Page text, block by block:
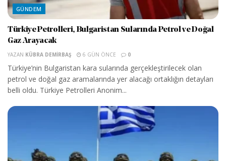
GÜNDEM
Türkiye Petrolleri, Bulgaristan Sularında Petrol ve Doğal
Gaz Arayacak
YAZAN KÜBRA DEMIRBAŞ 6 GÜN ÖNCE 0
Türkiye’nin Bulgaristan kara sularında gerçekleştirilecek olan
petrol ve doğal gaz aramalarında yer alacağı ortaklığın detayları
belli oldu. Türkiye Petrolleri Anonim...